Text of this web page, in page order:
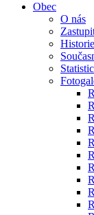
Obec
O nás
Historie